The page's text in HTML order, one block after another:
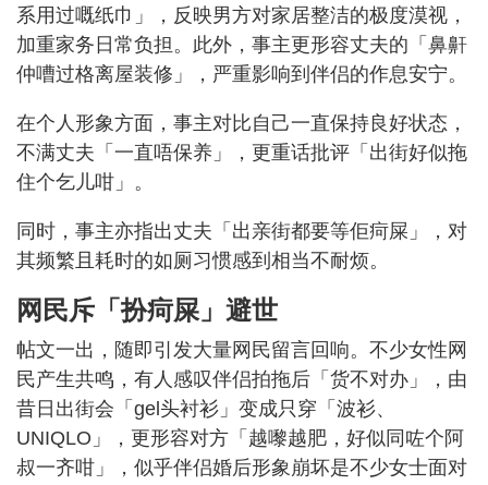
系用过嘅纸巾」，反映男方对家居整洁的极度漠视，
加重家务日常负担。此外，事主更形容丈夫的「鼻鼾
仲嘈过格离屋装修」，严重影响到伴侣的作息安宁。
在个人形象方面，事主对比自己一直保持良好状态，
不满丈夫「一直唔保养」，更重话批评「出街好似拖
住个乞儿咁」。
同时，事主亦指出丈夫「出亲街都要等佢疴屎」，对
其频繁且耗时的如厕习惯感到相当不耐烦。
网民斥「扮疴屎」避世
帖文一出，随即引发大量网民留言回响。不少女性网
民产生共鸣，有人感叹伴侣拍拖后「货不对办」，由
昔日出街会「gel头衬衫」变成只穿「波衫、
UNIQLO」，更形容对方「越嚟越肥，好似同咗个阿
叔一齐咁」，似乎伴侣婚后形象崩坏是不少女士面对